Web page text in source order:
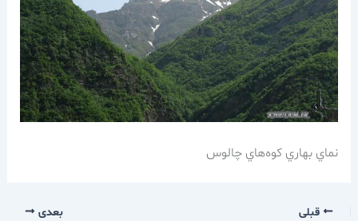
نماي بهاري كوه‌هاي چالوس
قبلی بعدی